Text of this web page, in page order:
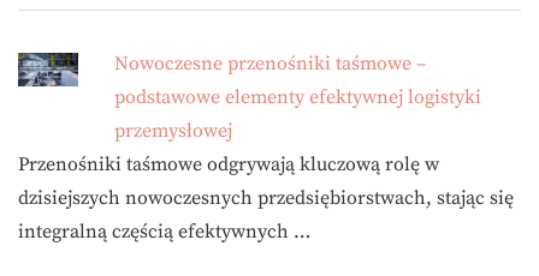
Nowoczesne przenośniki taśmowe –
podstawowe elementy efektywnej logistyki
przemysłowej
Przenośniki taśmowe odgrywają kluczową rolę w
dzisiejszych nowoczesnych przedsiębiorstwach, stając się
integralną częścią efektywnych …